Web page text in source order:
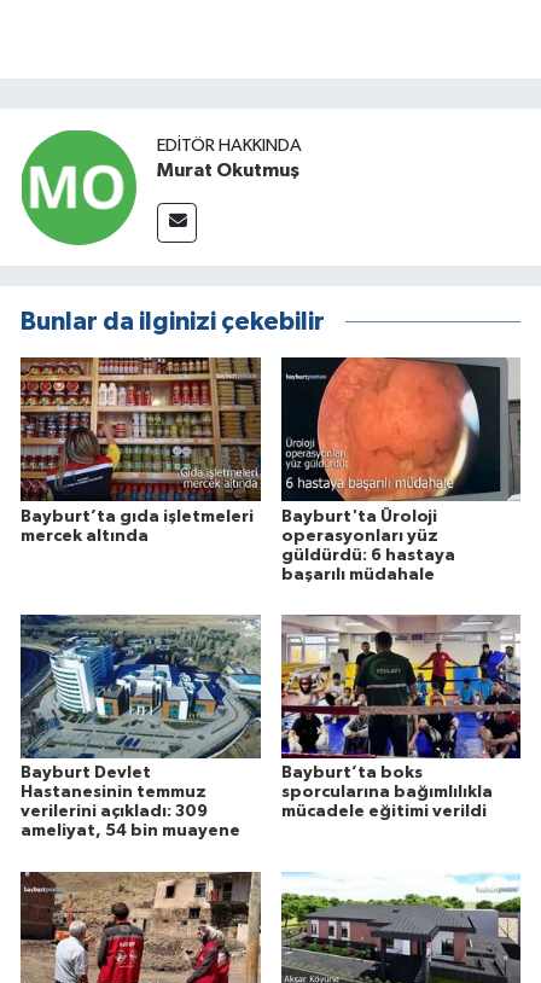
EDITÖR HAKKINDA
Murat Okutmuş
Bunlar da ilginizi çekebilir
Bayburt’ta gıda işletmeleri
mercek altında
Bayburt'ta Üroloji
operasyonları yüz
güldürdü: 6 hastaya
başarılı müdahale
Bayburt Devlet
Hastanesinin temmuz
verilerini açıkladı: 309
ameliyat, 54 bin muayene
Bayburt’ta boks
sporcularına bağımlılıkla
mücadele eğitimi verildi